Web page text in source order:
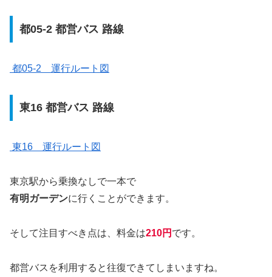
都05-2 都営バス 路線
都05-2 運行ルート図
東16 都営バス 路線
東16 運行ルート図
東京駅から乗換なしで一本で
有明ガーデンに行くことができます。
そして注目すべき点は、料金は210円 です。
都営バスを利用すると往復できてしまいますね。